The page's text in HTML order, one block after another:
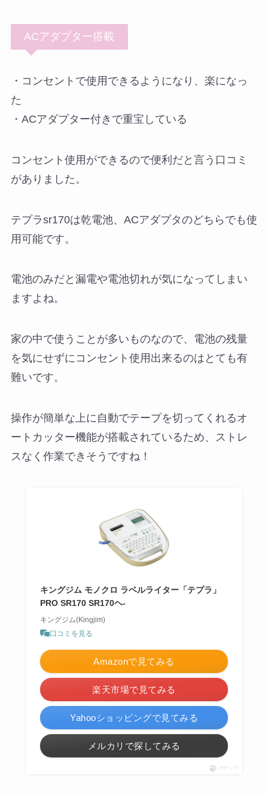
ACアダプター搭載
・コンセントで使用できるようになり、楽になっ
た
・ACアダプター付きで重宝している
コンセント使用ができるので便利だと言う口コミ
がありました。
テプラsr170は乾電池、ACアダプタのどちらでも使
用可能です。
電池のみだと漏電や電池切れが気になってしまい
ますよね。
家の中で使うことが多いものなので、電池の残量
を気にせずにコンセント使用出来るのはとても有
難いです。
操作が簡単な上に自動でテープを切ってくれるオ
ートカッター機能が搭載されているため、ストレ
スなく作業できそうですね！
キングジム モノクロ ラベルライター「テプラ」
PRO SR170 SR170ヘ-
キングジム(Kingjim)
口コミを見る
Amazonで見てみる
楽天市場で見てみる
Yahooショッピングで見てみる
メルカリで探してみる
ポチップ